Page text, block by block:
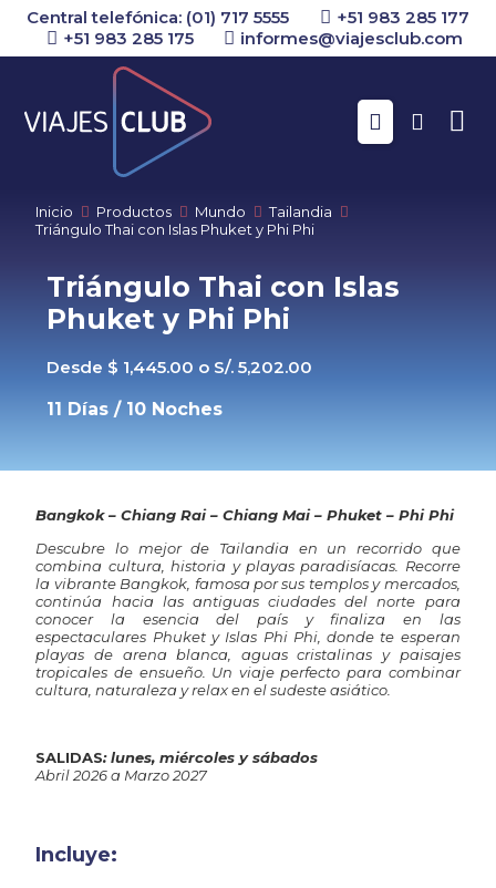
Central telefónica: (01) 717 5555
+51 983 285 177
+51 983 285 175
informes@viajesclub.com
Inicio Productos Mundo
Tailandia
Triángulo Thai con Islas Phuket y Phi Phi
Triángulo Thai con Islas
Phuket y Phi Phi
Desde $ 1,445.00 o S/. 5,202.00
11 Días / 10 Noches
Bangkok – Chiang Rai – Chiang Mai – Phuket – Phi Phi
Descubre lo mejor de Tailandia en un recorrido que
combina cultura, historia y playas paradisíacas. Recorre
la vibrante Bangkok, famosa por sus templos y mercados,
continúa hacia las antiguas ciudades del norte para
conocer la esencia del país y finaliza en las
espectaculares Phukety Islas Phi Phi, donde te esperan
playas de arena blanca, aguas cristalinas y paisajes
tropicales de ensueño. Un viaje perfecto para combinar
cultura, naturaleza y relax en el sudeste asiático.
SALIDAS: lunes, miércoles y sábados
Abril 2026 a Marzo 2027
Incluye:
Buscar